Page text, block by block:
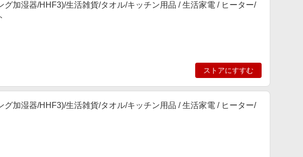
グ加湿器/HHF3)/生活雑貨/タオル/キッチン用品 / 生活家電 / ヒーター/
ストアにすすむ
グ加湿器/HHF3)/生活雑貨/タオル/キッチン用品 / 生活家電 / ヒーター/